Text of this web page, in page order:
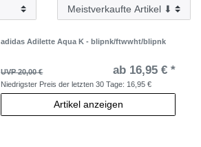
adidas Adilette Aqua K - blipnk/ftwwht/blipnk
UVP 20,00 € ab 16,95 € *
Niedrigster Preis der letzten 30 Tage: 16,95 €
Artikel anzeigen